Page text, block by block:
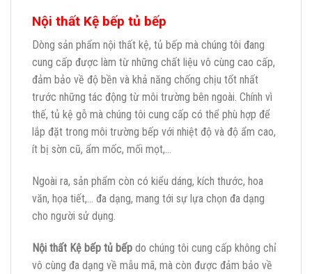
Nội thất Kệ bếp tủ bếp
Dòng sản phẩm nội thất kệ, tủ bếp mà chúng tôi đang
cung cấp được làm từ những chất liệu vô cùng cao cấp,
đảm bảo về độ bền và khả năng chống chịu tốt nhất
trước những tác động từ môi trường bên ngoài. Chính vì
thế, tủ kệ gỗ mà chúng tôi cung cấp có thể phù hợp để
lắp đặt trong môi trường bếp với nhiệt độ và độ ẩm cao,
ít bị sờn cũ, ẩm mốc, mối mọt,…
Ngoài ra, sản phẩm còn có kiểu dáng, kích thước, hoa
văn, họa tiết,… đa dạng, mang tới sự lựa chọn đa dạng
cho người sử dụng.
Nội thất Kệ bếp tủ bếp do chúng tôi cung cấp không chỉ
vô cùng đa dạng về mẫu mã, mà còn được đảm bảo về